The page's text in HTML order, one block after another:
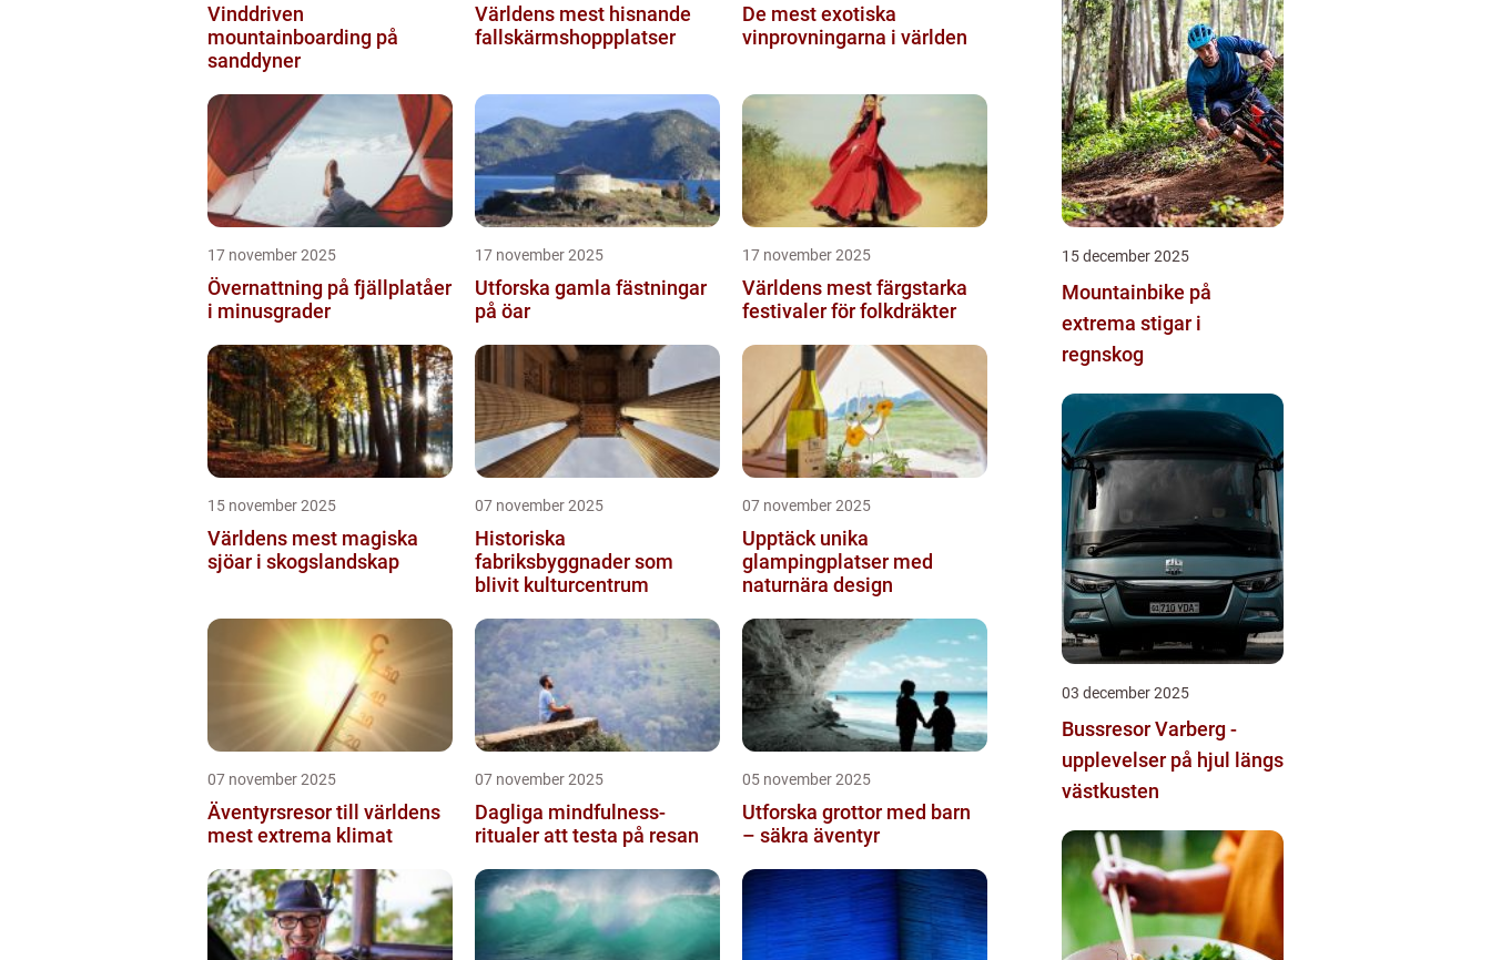
Vinddriven
mountainboarding på
sanddyner
Världens mest hisnande
fallskärmshoppplatser
De mest exotiska
vinprovningarna i världen
17 november 2025
Övernattning på fjällplatåer
i minusgrader
17 november 2025
Utforska gamla fästningar
på öar
17 november 2025
Världens mest färgstarka
festivaler för folkdräkter
15 november 2025
Världens mest magiska
sjöar i skogslandskap
07 november 2025
Historiska
fabriksbyggnader som
blivit kulturcentrum
07 november 2025
Upptäck unika
glampingplatser med
naturnära design
07 november 2025
Äventyrsresor till världens
mest extrema klimat
07 november 2025
Dagliga mindfulness-
ritualer att testa på resan
05 november 2025
Utforska grottor med barn
– säkra äventyr
15 december 2025
Mountainbike på
extrema stigar i
regnskog
03 december 2025
Bussresor Varberg -
upplevelser på hjul längs
västkusten